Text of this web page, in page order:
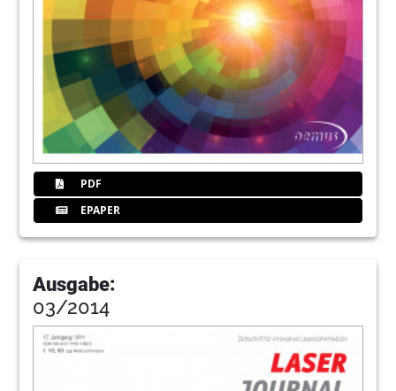
PDF
EPAPER
Ausgabe:
03/2014